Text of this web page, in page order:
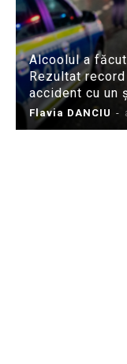
Alcoolul a
Rezultat
accident cu un
Flavia DANCIU -